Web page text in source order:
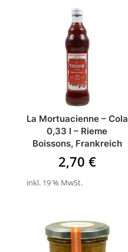
La Mortuacienne – Cola
0,33 l – Rieme
Boissons, Frankreich
2,70 €
inkl. 19 % MwSt.